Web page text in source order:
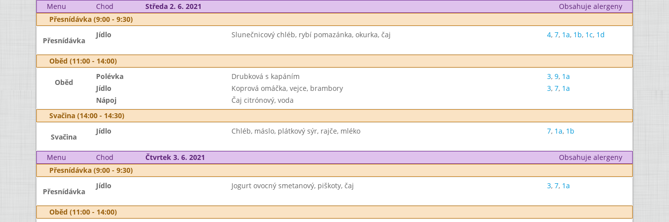
Menu Chod Středa 2. 6. 2021
Obsahuje alergeny
Přesnídávka (9:00 - 9:30)
Přesnídávka
Jídlo Slunečnicový chléb, rybí pomazánka, okurka, čaj 4, 7, 1a, 1b, 1c, 1d
Oběd (11:00 - 14:00)
Oběd
Polévka Drubková s kapáním 3, 9, 1a
Jídlo
Koprová omáčka, vejce, brambory 3, 7, 1a
Nápoj
Čaj citrónový, voda
Svačina (14:00 - 14:30)
Svačina
Jídlo Chléb, máslo, plátkový sýr, rajče, mléko 7, 1a, 1b
Menu Chod Čtvrtek 3. 6. 2021
Obsahuje alergeny
Přesnídávka (9:00 - 9:30)
Přesnídávka
Jídlo Jogurt ovocný smetanový, piškoty, čaj 3, 7, 1a
Oběd (11:00 - 14:00)